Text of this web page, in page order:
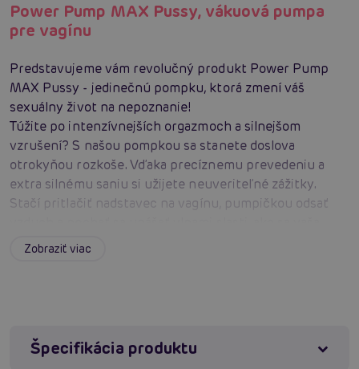
Power Pump MAX Pussy, vákuová pumpa
pre vagínu
Predstavujeme vám revolučný produkt Power Pump
MAX Pussy - jedinečnú pompku, ktorá zmení váš
sexuálny život na nepoznanie!
Túžite po intenzívnejších orgazmoch a silnejšom
vzrušení? S našou pompkou sa stanete doslova
otrokyňou rozkoše. Vďaka precíznemu prevedeniu a
extra silnému saniu si užijete neuveriteľné zážitky.
Stačí pritlačiť nadstavec na vagínu, pumpičkou odsať
pošva a klitoris prekrvujú a nabiehajú túžbou.
dopriať poriadnu jazdu!
Zobraziť viac
Špecifikácia produktu